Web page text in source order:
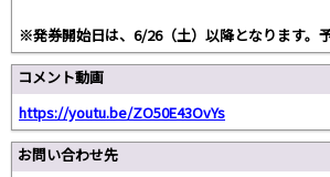
※発券開始日は、6/26（土）以降となります。
コメント動画
https://youtu.be/ZO50E43OvYs
お問い合わせ先